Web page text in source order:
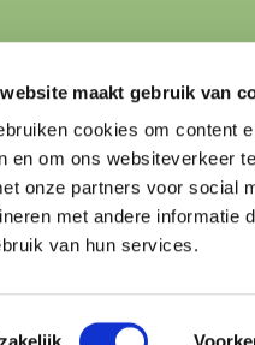
maakt gebruik van
cookies om content
en om ons websiteverkeer
onze partners voor social
met andere informatie
van hun services.